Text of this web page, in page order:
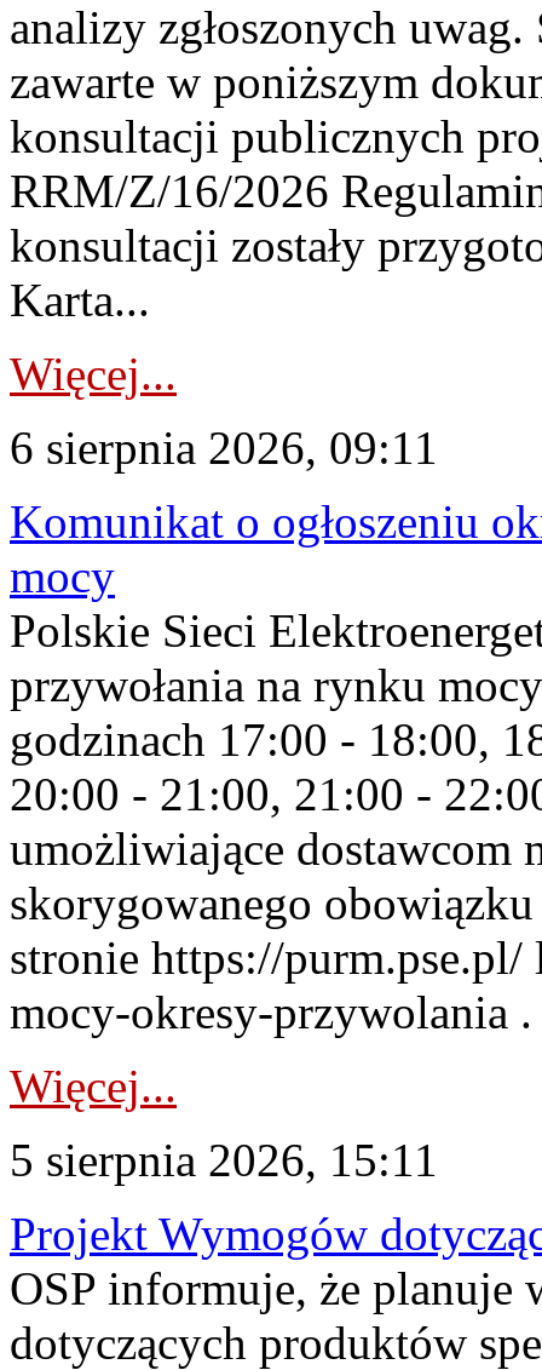
analizy zgłoszonych
zawarte w poniższym
konsultacji publicznych
RRM/Z/16/2026
konsultacji zostały
Karta...
Więcej...
6 sierpnia 2026, 09:11
Komunikat o ogłoszeniu
mocy
Polskie Sieci
przywołania na rynku
godzinach 17:00 - 18:00,
20:00 - 21:00, 21:00 -
umożliwiające dostawcom
skorygowanego
stronie https://
mocy-okresy-przywolania
Więcej...
5 sierpnia 2026, 15:11
Projekt Wymogów
OSP informuje, że planuje
dotyczących produktów